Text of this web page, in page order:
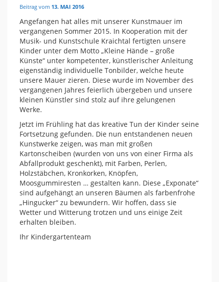
Beitrag vom 13. MAI 2016
Angefangen hat alles mit unserer Kunstmauer im
vergangenen Sommer 2015. In Kooperation mit der
Musik- und Kunstschule Kraichtal fertigten unsere
Kinder unter dem Motto „Kleine Hände – große
Künste“ unter kompetenter, künstlerischer Anleitung
eigenständig individuelle Tonbilder, welche heute
unsere Mauer zieren. Diese wurde im November des
vergangenen Jahres feierlich übergeben und unsere
kleinen Künstler sind stolz auf ihre gelungenen
Werke.
Jetzt im Frühling hat das kreative Tun der Kinder seine
Fortsetzung gefunden. Die nun entstandenen neuen
Kunstwerke zeigen, was man mit großen
Kartonscheiben (wurden von uns von einer Firma als
Abfallprodukt geschenkt), mit Farben, Perlen,
Holzstäbchen, Kronkorken, Knöpfen,
Moosgummiresten … gestalten kann. Diese „Exponate“
sind aufgehängt an unseren Bäumen als farbenfrohe
„Hingucker“ zu bewundern. Wir hoffen, dass sie
Wetter und Witterung trotzen und uns einige Zeit
erhalten bleiben.
Ihr Kindergartenteam